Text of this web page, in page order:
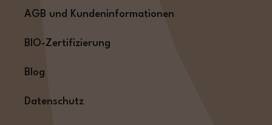
AGB und Kundeninformationen
BIO-Zertifizierung
Blog
Datenschutz